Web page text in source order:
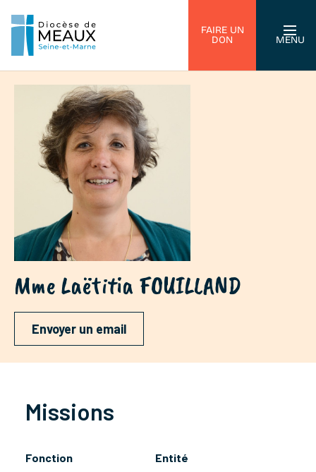
FAIRE UN
DON
MENU
Mme Laëtitia FOUILLAND
Envoyer un email
Missions
Fonction Entité